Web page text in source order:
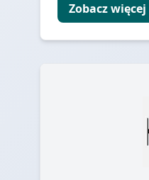
Zobacz więcej